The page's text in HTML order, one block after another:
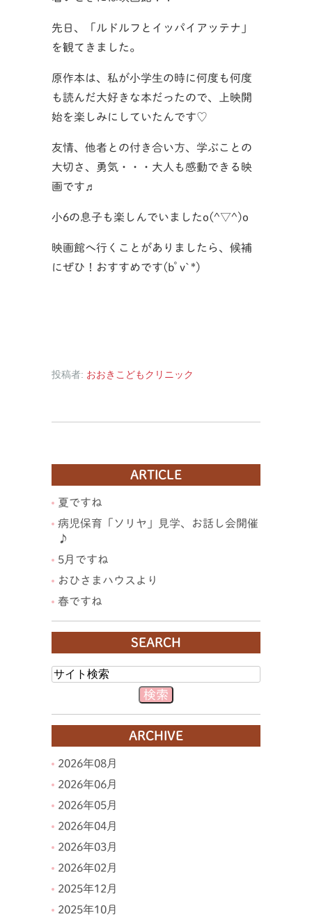
先日、「ルドルフとイッパイアッテナ」
を観てきました。
原作本は、私が小学生の時に何度も何度
も読んだ大好きな本だったので、上映開
始を楽しみにしていたんです♡
友情、他者との付き合い方、学ぶことの
大切さ、勇気・・・大人も感動できる映
画です♬
小6の息子も楽しんでいましたo(^▽^)o
映画館へ行くことがありましたら、候補
にぜひ！おすすめです(bﾟv`*)
投稿者: おおきこどもクリニック
ARTICLE
夏ですね
病児保育「ソリヤ」見学、お話し会開催
♪
5月ですね
おひさまハウスより
春ですね
SEARCH
ARCHIVE
2026年08月
2026年06月
2026年05月
2026年04月
2026年03月
2026年02月
2025年12月
2025年10月